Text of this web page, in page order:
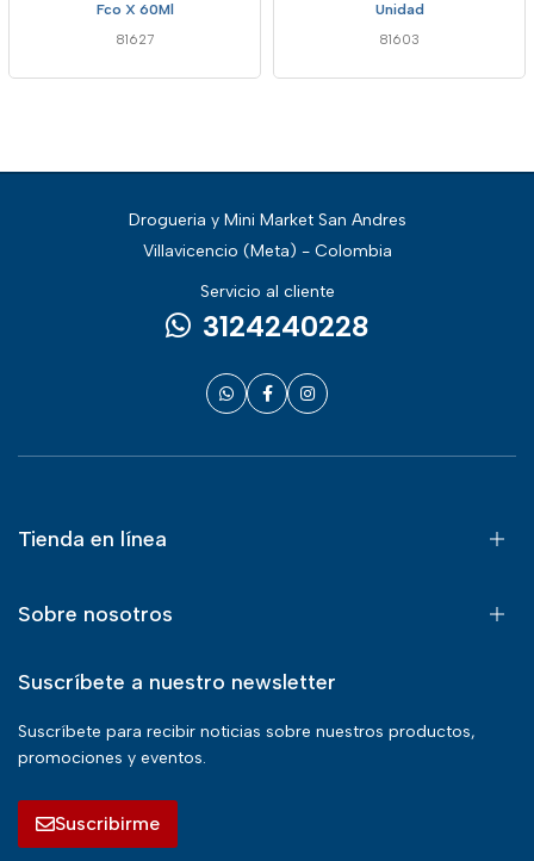
Fco X 60Ml
81627
Unidad
81603
Drogueria y Mini Market San Andres
Villavicencio (Meta) - Colombia
Servicio al cliente
3124240228
Tienda en línea
Sobre nosotros
Suscríbete a nuestro newsletter
Suscríbete para recibir noticias sobre nuestros productos,
promociones y eventos.
Suscribirme